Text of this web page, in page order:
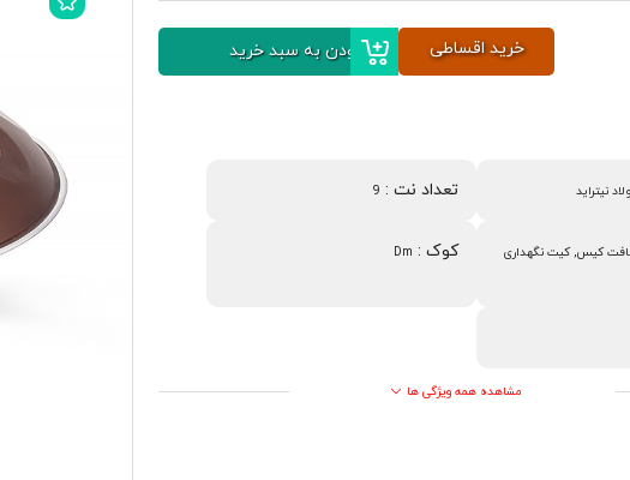
افزودن به سبد خرید خرید اقساطی
نیتراید تعداد نت:
9
کیس, کیت نگهداری
کوک:
Dm
مشاهده همه ویژگی ها